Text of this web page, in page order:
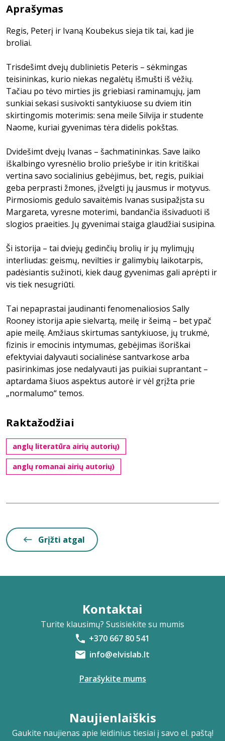
Aprašymas
Regis, Peterį ir Ivaną Koubekus sieja tik tai, kad jie
broliai.
Trisdešimt dvejų dublinietis Peteris – sėkmingas
teisininkas, kurio niekas negalėtų išmušti iš vėžių.
Tačiau po tėvo mirties jis griebiasi raminamųjų, jam
sunkiai sekasi susivokti santykiuose su dviem itin
skirtingomis moterimis: sena meile Silvija ir studente
Naome, kuriai gyvenimas tėra didelis pokštas.
Dvidešimt dvejų Ivanas – šachmatininkas. Save laiko
iškalbingo vyresnėlio brolio priešybe ir itin kritiškai
vertina savo socialinius gebėjimus, bet, regis, puikiai
geba perprasti žmones, įžvelgti jų jausmus ir motyvus.
Pirmosiomis gedulo savaitėmis Ivanas susipažįsta su
Margareta, vyresne moterimi, bandančia išsivaduoti iš
slogios praeities. Jų gyvenimai staiga glaudžiai susipina.
Ši istorija – tai dviejų gedinčių brolių ir jų mylimųjų
interliudas: geismų, nevilties ir galimybių laikotarpis,
padėsiantis sužinoti, kiek daug gyvenimas gali aprėpti ir
vis tiek nesugriūti.
Tai nepaprastai jaudinanti fenomenaliosios Sally
Rooney istorija apie sielvartą, meilę ir šeimą – bet ypač
apie meilę. Amžiaus skirtumas santykiuose, jų trukmė,
fizinis ir emocinis intymumas, gebėjimas išoriškai
efektyviai dalyvauti socialinėse santvarkose arba
pasirinkimas jose nedalyvauti jas puikiai suprantant –
aptardama šiuos aspektus autorė ir vėl grįžta prie
„normalumo“ temos.
Raktažodžiai
anglų literatūra airių autorių)
anglų romanai airių autorių)
Grįžti atgal
Kontaktai
Turite klausimų? Susisiekite su mumis
+370 667 80 541
info@elvislab.lt
Parašykite mums
Naujienlaiškis
Gaukite naujienas apie leidinius tiesiai į savo el. paštą!